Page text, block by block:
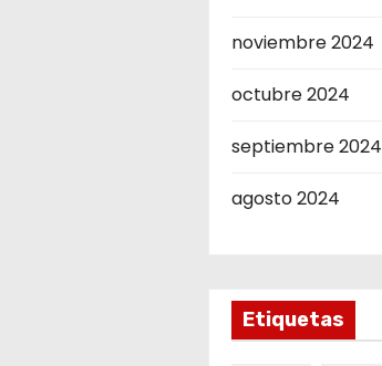
noviembre 2024
octubre 2024
septiembre 2024
agosto 2024
Etiquetas